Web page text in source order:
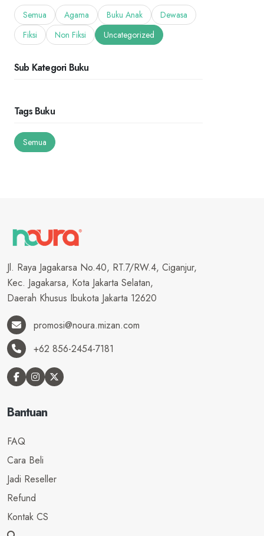
Semua Agama Buku Anak
Dewasa
Fiksi
Non Fiksi Uncategorized
Sub Kategori Buku
Tags Buku
Semua
Jl. Raya Jagakarsa No.40, RT.7/RW.4, Ciganjur,
Kec. Jagakarsa, Kota Jakarta Selatan,
Daerah Khusus Ibukota Jakarta 12620
promosi@noura.mizan.com
+62 856-2454-7181
Bantuan
FAQ
Cara Beli
Jadi Reseller
Refund
Kontak CS